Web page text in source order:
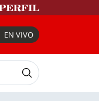
EN VIVO